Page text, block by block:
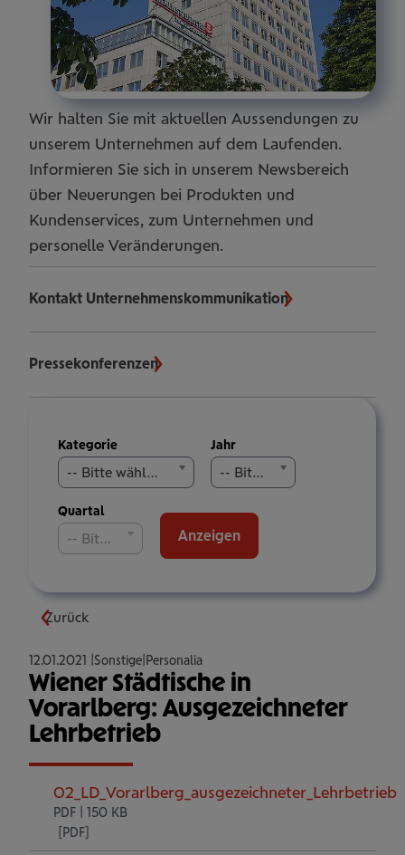
Wir halten Sie mit aktuellen Aussendungen zu
unserem Unternehmen auf dem Laufenden.
Informieren Sie sich in unserem Newsbereich
über Neuerungen bei Produkten und
Kundenservices, zum Unternehmen und
personelle Veränderungen.
Kontakt Unternehmenskommunikation
Pressekonferenzen
Meldungen
filtern
Kategorie
-- Bitte wählen Sie aus --
Jahr
-- Bitte wählen Sie aus --
Quartal
-- Bitte wählen Sie aus --
Anzeigen
Zurück
12.01.2021 Sonstige Personalia
Wiener Städtische in
Vorarlberg: Ausgezeichneter
Lehrbetrieb
PDF | 150 KB